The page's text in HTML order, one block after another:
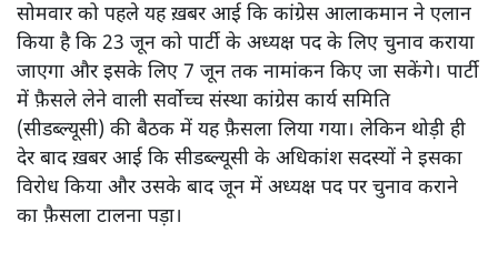
सोमवार को पहले यह ख़बर आई कि कांग्रेस आलाकमान ने एलान
किया है कि 23 जून को पार्टी के अध्यक्ष पद के लिए चुनाव कराया
जाएगा और इसके लिए 7 जून तक नामांकन किए जा सकेंगे। पार्टी
में फ़ैसले लेने वाली सर्वोच्च संस्था कांग्रेस कार्य समिति
(सीडब्ल्यूसी) की बैठक में यह फ़ैसला लिया गया। लेकिन थोड़ी ही
देर बाद ख़बर आई कि सीडब्ल्यूसी के अधिकांश सदस्यों ने इसका
विरोध किया और उसके बाद जून में अध्यक्ष पद पर चुनाव कराने
का फ़ैसला टालना पड़ा।